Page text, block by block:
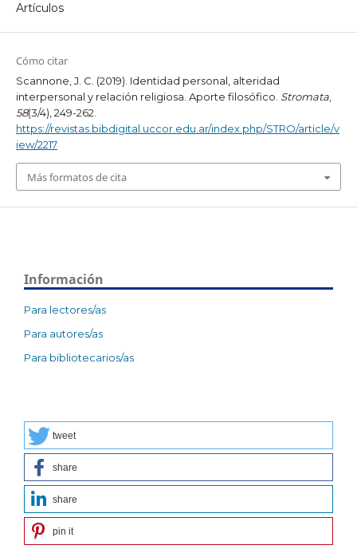
Artículos
Cómo citar
Scannone, J. C. (2019). Identidad personal, alteridad
interpersonal y relación religiosa. Aporte filosófico. Stromata,
58(3/4), 249-262.
https://revistas.bibdigital.uccor.edu.ar/index.php/STRO/article/v
iew/2217
Más formatos de cita
Información
Para lectores/as
Para autores/as
Para bibliotecarios/as
tweet
share
share
pin it